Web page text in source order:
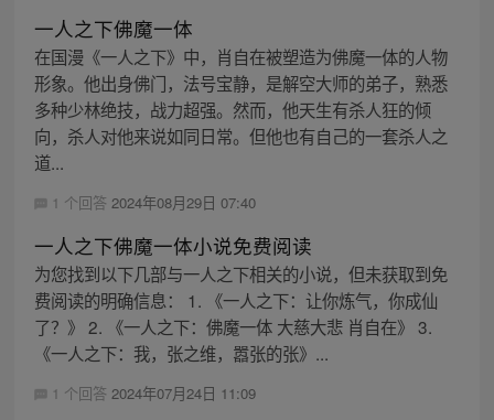
一人之下佛魔一体
在国漫《一人之下》中，肖自在被塑造为佛魔一体的人物
形象。他出身佛门，法号宝静，是解空大师的弟子，熟悉
多种少林绝技，战力超强。然而，他天生有杀人狂的倾
向，杀人对他来说如同日常。但他也有自己的一套杀人之
道...
1 个回答 2024年08月29日 07:40
一人之下佛魔一体小说免费阅读
为您找到以下几部与一人之下相关的小说，但未获取到免
费阅读的明确信息： 1. 《一人之下：让你炼气，你成仙
了？》 2. 《一人之下：佛魔一体 大慈大悲 肖自在》 3.
《一人之下：我，张之维，嚣张的张》...
1 个回答 2024年07月24日 11:09